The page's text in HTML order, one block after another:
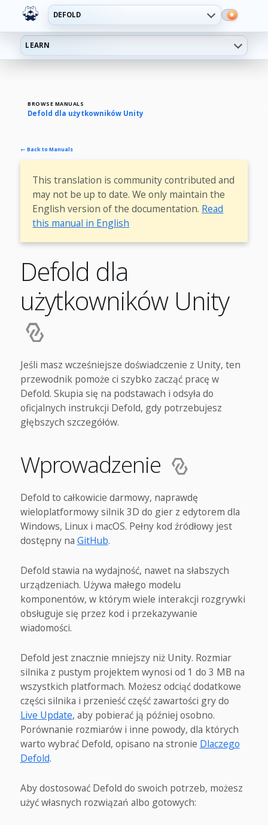
DEFOLD
LEARN
BROWSE MANUALS
Defold dla użytkowników Unity
← Back to Manuals
This translation is community contributed and
may not be up to date. We only maintain the
English version of the documentation. Read
this manual in English
Defold dla
użytkowników Unity
Jeśli masz wcześniejsze doświadczenie z Unity, ten
przewodnik pomoże ci szybko zacząć pracę w
Defold. Skupia się na podstawach i odsyła do
oficjalnych instrukcji Defold, gdy potrzebujesz
głębszych szczegółów.
Wprowadzenie
Defold to całkowicie darmowy, naprawdę
wieloplatformowy silnik 3D do gier z edytorem dla
Windows, Linux i macOS. Pełny kod źródłowy jest
dostępny na GitHub.
Defold stawia na wydajność, nawet na słabszych
urządzeniach. Używa małego modelu
komponentów, w którym wiele interakcji rozgrywki
obsługuje się przez kod i przekazywanie
wiadomości.
Defold jest znacznie mniejszy niż Unity. Rozmiar
silnika z pustym projektem wynosi od 1 do 3 MB na
wszystkich platformach. Możesz odciąć dodatkowe
części silnika i przenieść część zawartości gry do
Live Update, aby pobierać ją później osobno.
Porównanie rozmiarów i inne powody, dla których
warto wybrać Defold, opisano na stronie Dlaczego
Defold.
Aby dostosować Defold do swoich potrzeb, możesz
użyć własnych rozwiązań albo gotowych: